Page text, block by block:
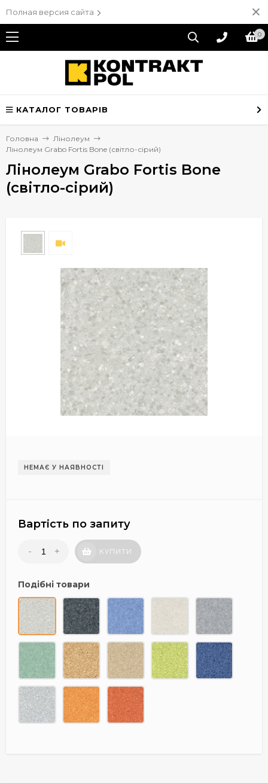
Полная версия сайта
0
КАТАЛОГ ТОВАРІВ
Головна
Лінолеум
Лінолеум Grabo Fortis Bone (світло-сірий)
Лінолеум Grabo Fortis Bone
(світло-сірий)
НЕМАЄ У НАЯВНОСТІ
Вартість по запиту
- + КУПИТИ
Подібні товари